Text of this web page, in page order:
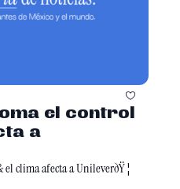
el control
a
el clima afecta a UnileverðŸ¦